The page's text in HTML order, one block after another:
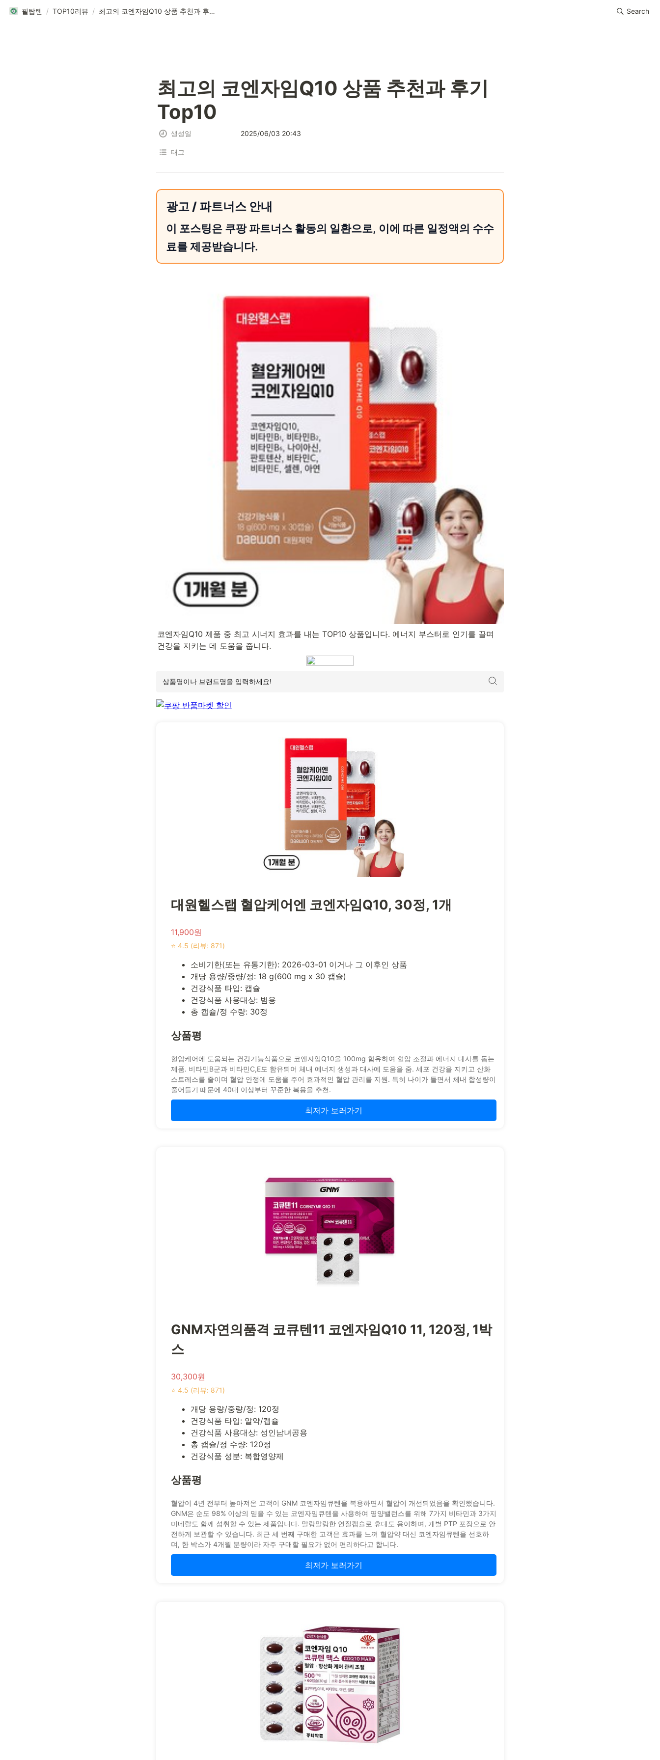
필탑텐 / TOP10리뷰 / 최고의 코엔자임Q10 상품 추천과 후기 Top10 Search
최고의 코엔자임Q10 상품 추천과 후기
Top10
생성일 2025/06/03 20:43
태그
광고 / 파트너스 안내
이 포스팅은 쿠팡 파트너스 활동의 일환으로, 이에 따른 일정액의 수수
료를 제공받습니다.
코엔자임Q10 제품 중 최고 시너지 효과를 내는 TOP10 상품입니다. 에너지 부스터로 인기를 끌며
건강을 지키는 데 도움을 줍니다.
대원헬스랩 혈압케어엔 코엔자임Q10, 30정, 1개
11,900원
⭐ 4.5 (리뷰: 871)
소비기한(또는 유통기한): 2026-03-01 이거나 그 이후인 상품
개당 용량/중량/정: 18 g(600 mg x 30 캡슐)
건강식품 타입: 캡슐
건강식품 사용대상: 범용
총 캡슐/정 수량: 30정
상품평
혈압케어에 도움되는 건강기능식품으로 코엔자임Q10을 100mg 함유하여 혈압 조절과 에너지 대사를 돕는
제품. 비타민B군과 비타민C,E도 함유되어 체내 에너지 생성과 대사에 도움을 줌. 세포 건강을 지키고 산화
스트레스를 줄이며 혈압 안정에 도움을 주어 효과적인 혈압 관리를 지원. 특히 나이가 들면서 체내 합성량이
줄어들기 때문에 40대 이상부터 꾸준한 복용을 추천.
최저가 보러가기
GNM자연의품격 코큐텐11 코엔자임Q10 11, 120정, 1박
스
30,300원
⭐ 4.5 (리뷰: 871)
개당 용량/중량/정: 120정
건강식품 타입: 알약/캡슐
건강식품 사용대상: 성인남녀공용
총 캡슐/정 수량: 120정
건강식품 성분: 복합영양제
상품평
혈압이 4년 전부터 높아져온 고객이 GNM 코엔자임큐텐을 복용하면서 혈압이 개선되었음을 확인했습니다.
GNM은 순도 98% 이상의 믿을 수 있는 코엔자임큐텐을 사용하여 영양밸런스를 위해 7가지 비타민과 3가지
미네랄도 함께 섭취할 수 있는 제품입니다. 말랑말랑한 연질캡슐로 휴대도 용이하며, 개별 PTP 포장으로 안
전하게 보관할 수 있습니다. 최근 세 번째 구매한 고객은 효과를 느껴 혈압약 대신 코엔자임큐텐을 선호하
며, 한 박스가 4개월 분량이라 자주 구매할 필요가 없어 편리하다고 합니다.
최저가 보러가기